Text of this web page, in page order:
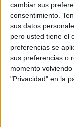
cambiar sus
consentimiento.
sus datos
pero usted tiene el
preferencias se
sus preferencias o
momento
"Privacidad" en la